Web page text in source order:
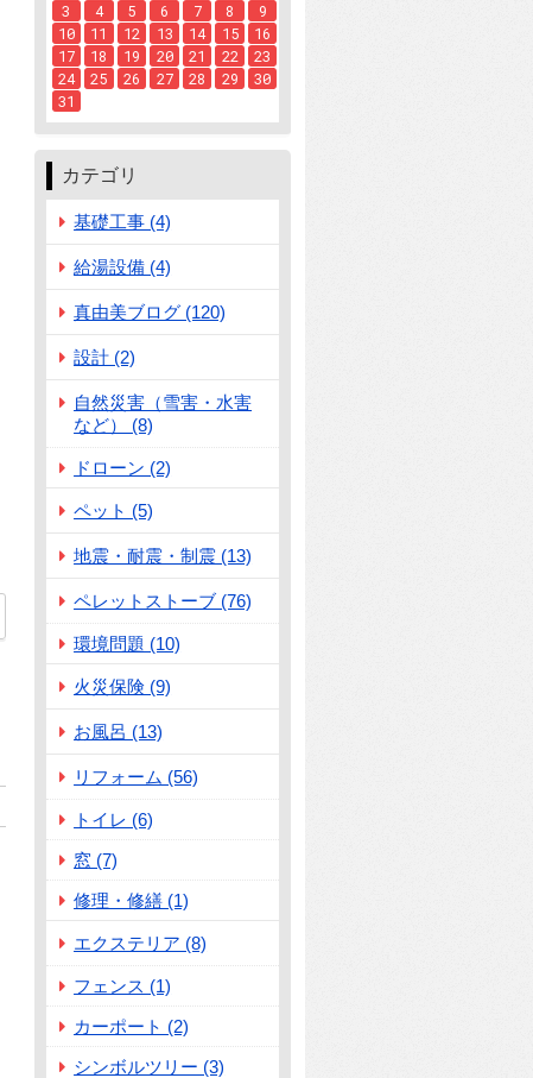
3
4 5 6 7 8
9
10
11 12 13 14 15
16
17
18 19 20 21 22
23
24
25 26 27 28 29
30
31
カテゴリ
基礎工事 (4)
給湯設備 (4)
真由美ブログ (120)
設計 (2)
自然災害（雪害・水害
など） (8)
ドローン (2)
ペット (5)
地震・耐震・制震 (13)
ペレットストーブ (76)
環境問題 (10)
火災保険 (9)
お風呂 (13)
リフォーム (56)
トイレ (6)
窓 (7)
修理・修繕 (1)
エクステリア (8)
フェンス (1)
カーポート (2)
シンボルツリー (3)